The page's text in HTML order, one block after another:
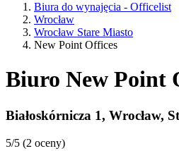
Biura do wynajęcia - Officelist
Wrocław
Wrocław Stare Miasto
New Point Offices
Biuro New Point
Białoskórnicza 1, Wrocław,
5/5 (2 oceny)